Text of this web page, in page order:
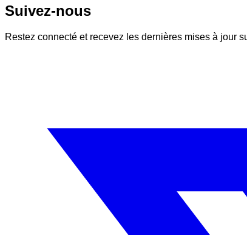
Suivez-nous
Restez connecté et recevez les dernières mises à jour